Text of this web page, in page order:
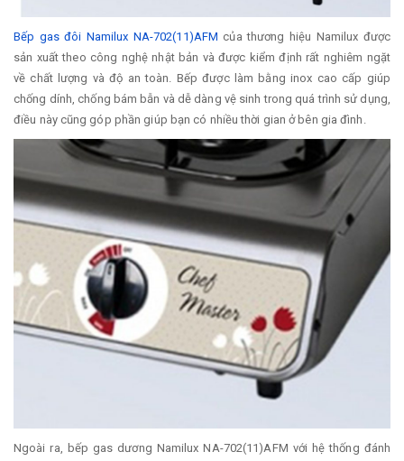
Bếp gas đ​ôi Namilux NA-702(11)AFM của thương hiệu Namilux được
sản xuất theo công nghệ nhật bản và được kiểm định rất nghiêm ngặt
về chất lượng và độ an toàn. Bếp được làm bằng inox cao cấp giúp
chống dính, chống bám bẫn và dễ dàng vệ sinh trong quá trình sử dụng,
điều này cũng góp phần giúp bạn có nhiều thời gian ở bên gia đình.
Ngoài ra, bếp gas dương Namilux NA-702(11)AFM với hệ thống đánh